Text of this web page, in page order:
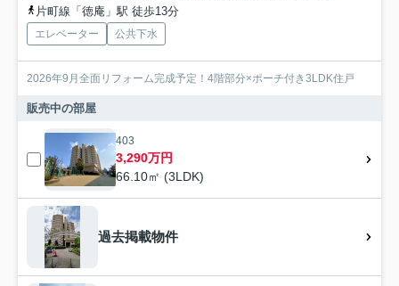
片町線「徳庵」駅 徒歩13分
エレベーター 公共下水
2026年9月全面リフォーム完成予定！4階部分×ポーチ付き3LDK住戸
販売中の部屋
403
3,290万円
66.10㎡ (3LDK)
過去掲載物件